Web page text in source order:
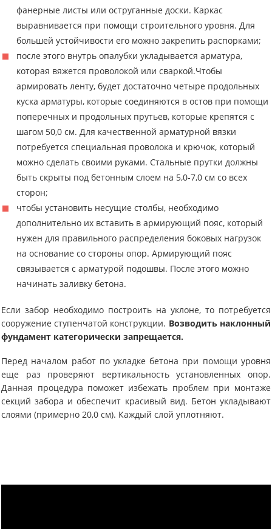
фанерные листы или оструганные доски. Каркас
выравнивается при помощи строительного уровня. Для
большей устойчивости его можно закрепить распорками;
после этого внутрь опалубки укладывается арматура,
которая вяжется проволокой или сваркой.Чтобы
армировать ленту, будет достаточно четыре продольных
куска арматуры, которые соединяются в остов при помощи
поперечных и продольных прутьев, которые крепятся с
шагом 50,0 см. Для качественной арматурной вязки
потребуется специальная проволока и крючок, который
можно сделать своими руками. Стальные прутки должны
быть скрыты под бетонным слоем на 5,0-7,0 см со всех
сторон;
чтобы установить несущие столбы, необходимо
дополнительно их вставить в армирующий пояс, который
нужен для правильного распределения боковых нагрузок
на основание со стороны опор. Армирующий пояс
связывается с арматурой подошвы. После этого можно
начинать заливку бетона.
Если забор необходимо построить на уклоне, то потребуется
сооружение ступенчатой конструкции. Возводить наклонный
фундамент категорически запрещается.
Перед началом работ по укладке бетона при помощи уровня
еще раз проверяют вертикальность установленных опор.
Данная процедура поможет избежать проблем при монтаже
секций забора и обеспечит красивый вид. Бетон укладывают
слоями (примерно 20,0 см). Каждый слой уплотняют.